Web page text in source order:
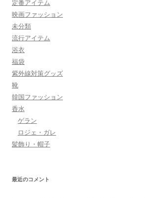
定番アイテム
映画ファッション
未分類
流行アイテム
浴衣
福袋
紫外線対策グッズ
靴
韓国ファッション
香水
ゲラン
ロジェ・ガレ
髪飾り・帽子
最近のコメント